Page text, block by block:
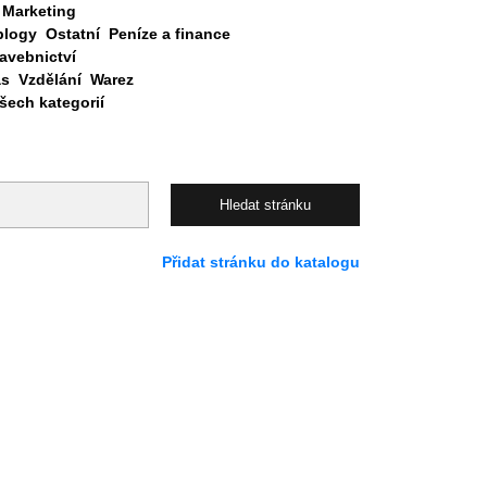
Marketing
Ostatní Peníze a finance
Vzdělání Warez
kategorií
Přidat stránku do katalogu